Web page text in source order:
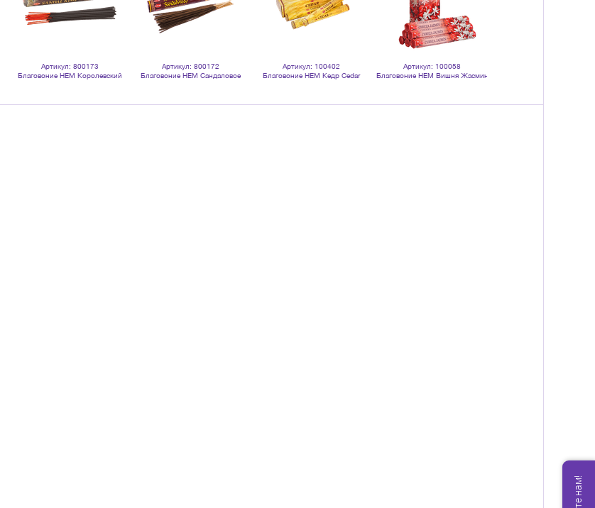
Артикул: 800173
Благовоние HEM Королевский
Артикул: 800172
Благовоние HEM Сандаловое
Артикул: 100402
Благовоние HEM Кедр Cedar
Артикул: 100058
Благовоние HEM Вишня Жасмин